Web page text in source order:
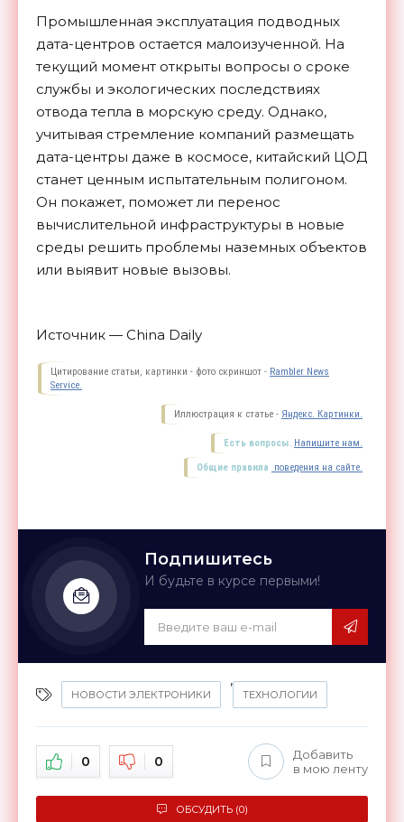
Промышленная эксплуатация подводных
дата-центров остается малоизученной. На
текущий момент открыты вопросы о сроке
службы и экологических последствиях
отвода тепла в морскую среду. Однако,
учитывая стремление компаний размещать
дата-центры даже в космосе, китайский ЦОД
станет ценным испытательным полигоном.
Он покажет, поможет ли перенос
вычислительной инфраструктуры в новые
среды решить проблемы наземных объектов
или выявит новые вызовы.
Источник — China Daily
Цитирование статьи, картинки - фото скриншот - Rambler News
Service.
Иллюстрация к статье - Яндекс. Картинки.
Есть вопросы. Напишите нам.
Общие правила поведения на сайте.
Подпишитесь
И будьте в курсе первыми!
НОВОСТИ ЭЛЕКТРОНИКИ
,
ТЕХНОЛОГИИ
0 0
Добавить
в мою ленту
ОБСУДИТЬ (0)